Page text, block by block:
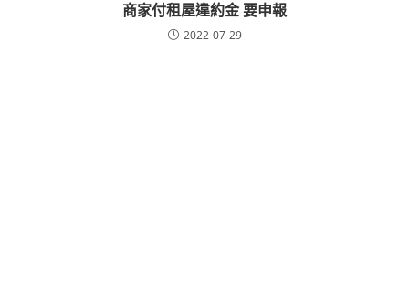
商家付租屋違約金 要申報
2022-07-29